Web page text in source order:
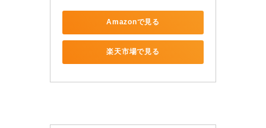
Amazonで見る
楽天市場で見る